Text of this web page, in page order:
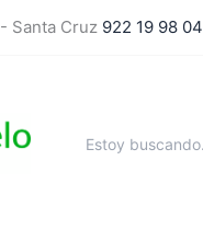
- Santa Cruz 922 19 98 04
por: